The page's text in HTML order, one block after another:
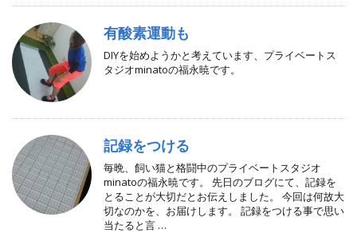
有酸素運動も
DIYを始めようかと考えています、プライベートス
タジオminatoの福永暁です。
記録をつける
毎晩、飼い猫と格闘中のプライベートスタジオ
minatoの福永暁です。 先日のブログにて、記録を
とることが大切だとお伝えしました。 今回は何故大
切なのかを、お届けします。 記録をつける事で思い
当たると言 …